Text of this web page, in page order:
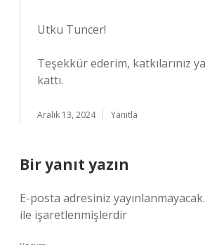
Utku Tuncer!
Teşekkür ederim, katkılarınız
kattı.
Aralık 13, 2024 Yanıtla
Bir yanıt yazın
E-posta adresiniz yayınlanmayacak.
ile işaretlenmişlerdir